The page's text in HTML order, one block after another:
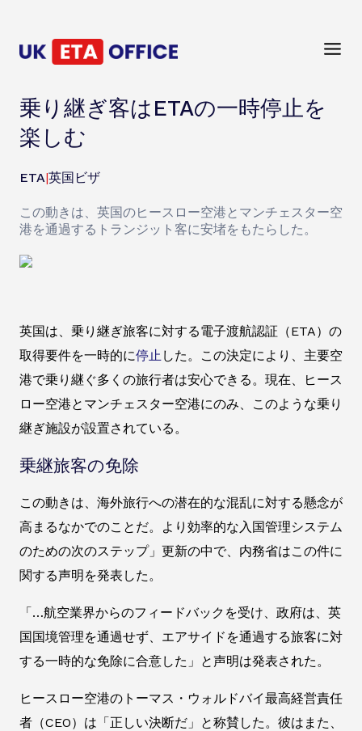
乗り継ぎ客はETAの一時停止を
楽しむ
ETA|英国ビザ
この動きは、英国のヒースロー空港とマンチェスター空
港を通過するトランジット客に安堵をもたらした。
英国は、乗り継ぎ旅客に対する電子渡航認証（ETA）の
取得要件を一時的に停止 した。この決定により、主要空
港で乗り継ぐ多くの旅行者は安心できる。現在、ヒース
ロー空港とマンチェスター空港にのみ、このような乗り
継ぎ施設が設置されている。
乗継旅客の免除
この動きは、海外旅行への潜在的な混乱に対する懸念が
高まるなかでのことだ。より効率的な入国管理システム
のための次のステップ」更新の中で、内務省はこの件に
関する声明を発表した。
「…航空業界からのフィードバックを受け、政府は、英
国国境管理を通過せず、エアサイドを通過する旅客に対
する一時的な免除に合意した」と声明は発表された。
ヒースロー空港のトーマス・ウォルドバイ最高経営責任
者（CEO）は「正しい決断だ」と称賛した。彼はまた、